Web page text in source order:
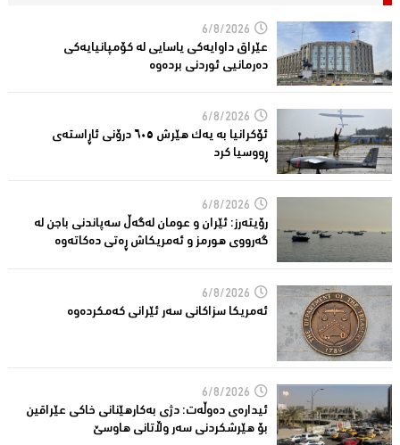
6/8/2026
عێراق داوایەکی یاسایی لە کۆمپانیایه‌كی
دەرمانیى ئوردنی بردەوە
6/8/2026
ئۆکرانیا بە یەک هێرش ٦٠٥ درۆنی ئاڕاستەى
ڕووسیا کرد
6/8/2026
رۆیتەرز: ئێران و عومان لەگەڵ سەپاندنی باجن لە
گەرووی هورمز و ئەمریکاش ڕەتی دەکاتەوە
6/8/2026
ئه‌مریكا سزاكانی سه‌ر ئێرانی كه‌مكرده‌وه‌
6/8/2026
ئیدارەى دەوڵەت: دژى بەکارهێنانى خاکی عێراقین
بۆ هێرشکردنى سەر وڵاتانی هاوسێ